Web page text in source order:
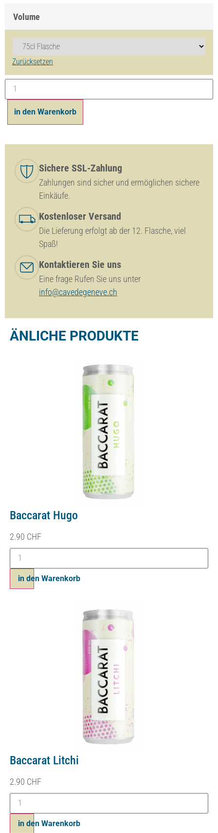
Volume
Zurücksetzen
in den Warenkorb
Sichere SSL-Zahlung
Zahlungen sind sicher und ermöglichen sichere
Einkäufe.
Kostenloser Versand
Die Lieferung erfolgt ab der 12. Flasche, viel
Spaß!
Kontaktieren Sie uns
Eine frage Rufen Sie uns unter
info@cavedegeneve.ch
ÄNLICHE PRODUKTE
Baccarat Hugo
2.90 CHF
in den Warenkorb
Baccarat Litchi
2.90 CHF
in den Warenkorb